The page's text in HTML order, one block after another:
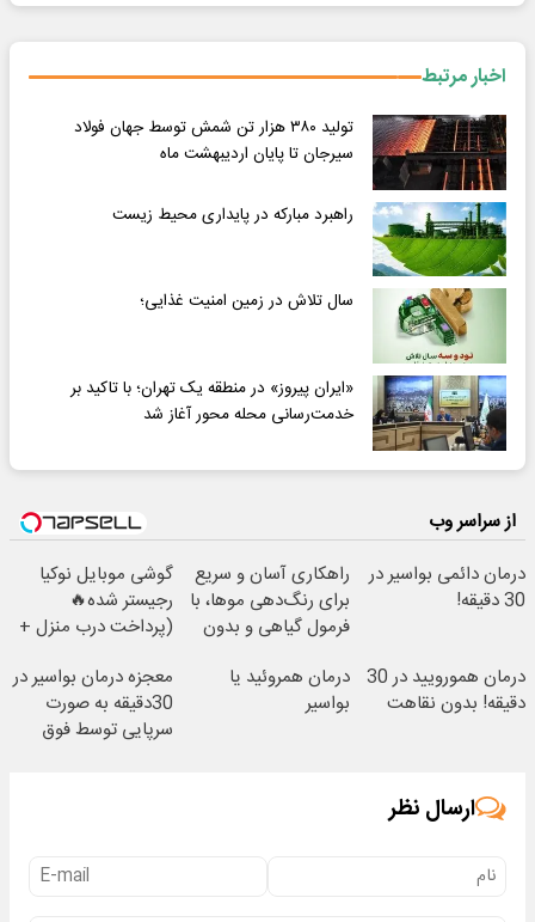
اخبار مرتبط
تولید ۳۸۰ هزار تن شمش توسط جهان فولاد
سیرجان تا پایان اردیبهشت ماه
راهبرد مبارکه در پایداری محیط زیست
سال تلاش در زمین امنیت غذایی؛
«ایران پیروز» در منطقه یک تهران؛ با تاکید بر
خدمت‌رسانی محله‌ محور آغاز شد
از سراسر وب
درمان دائمی بواسیر در
30 دقیقه!
راهکاری آسان و سریع
برای رنگ‌دهی موها، با
فرمول گیاهی و بدون
گوشی موبایل نوکیا
رجیستر شده🔥
(پرداخت درب منزل +
درمان همورویید در 30
دقیقه! بدون نقاهت
درمان همروئید یا
بواسیر
معجزه درمان بواسیر در
30دقیقه به صورت
سرپایی توسط فوق
ارسال نظر